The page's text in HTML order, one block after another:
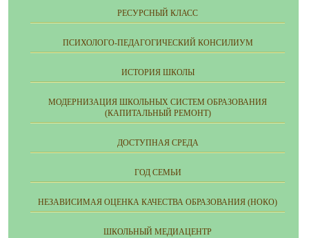
РЕСУРСНЫЙ КЛАСС
ПСИХОЛОГО-ПЕДАГОГИЧЕСКИЙ КОНСИЛИУМ
ИСТОРИЯ ШКОЛЫ
МОДЕРНИЗАЦИЯ ШКОЛЬНЫХ СИСТЕМ ОБРАЗОВАНИЯ
(КАПИТАЛЬНЫЙ РЕМОНТ)
ДОСТУПНАЯ СРЕДА
ГОД СЕМЬИ
НЕЗАВИСИМАЯ ОЦЕНКА КАЧЕСТВА ОБРАЗОВАНИЯ (НОКО)
ШКОЛЬНЫЙ МЕДИАЦЕНТР